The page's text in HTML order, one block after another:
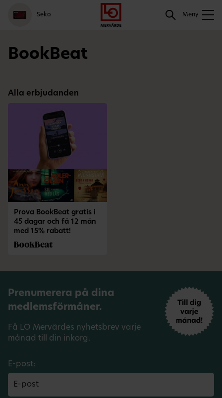
Gå
till
meny
Logga
in
Hoppa
till
innehåll
Seko Meny
Sök
BookBeat
Alla erbjudanden
Prova BookBeat gratis i
45 dagar och få 12 mån
med 15% rabatt!
Prenumerera på dina
medlemsförmåner.
Få LO Mervärdes nyhetsbrev varje
månad till din inkorg.
E-post: